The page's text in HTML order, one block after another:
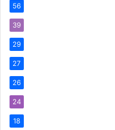
56
39
29
27
26
24
18